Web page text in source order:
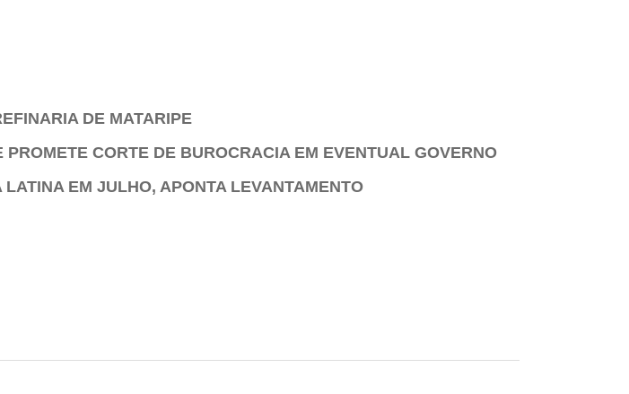
DE MATARIPE
CORTE DE BUROCRACIA EM EVENTUAL GOVERNO
EM JULHO, APONTA LEVANTAMENTO